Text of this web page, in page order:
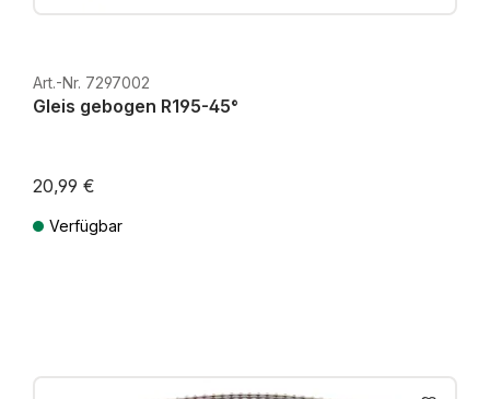
Art.-Nr. 7297002
Gleis gebogen R195-45°
20,99 €
Verfügbar